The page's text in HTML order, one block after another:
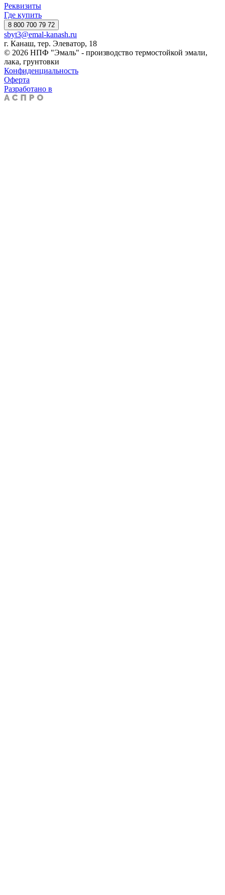
Реквизиты
Где купить
8 800 700 79 72
sbyt3@emal-kanash.ru
г. Канаш, тер. Элеватор, 18
© 2026 НПФ "Эмаль" - производство термостойкой эмали,
лака, грунтовки
Конфиденциальность
Оферта
Разработано в